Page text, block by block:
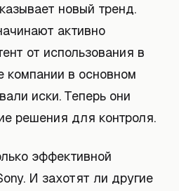
новый тренд.
активно
от использования в
компании в основном
иски. Теперь они
решения для контроля.
эффективной
И захотят ли другие